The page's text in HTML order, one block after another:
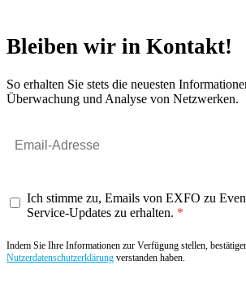
Bleiben wir in Kontakt!
So erhalten Sie stets die neuesten
Überwachung und Analyse von Netzwerken.
Ich stimme zu, Emails von EXFO zu
Service-Updates zu erhalten.
Indem Sie Ihre Informationen zur Verfügung stellen,
Nutzerdatenschutzerklärung verstanden haben.